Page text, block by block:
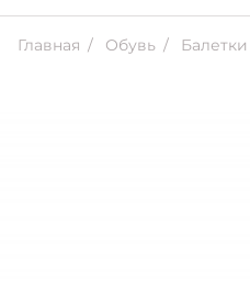
Главная Обувь Балетки